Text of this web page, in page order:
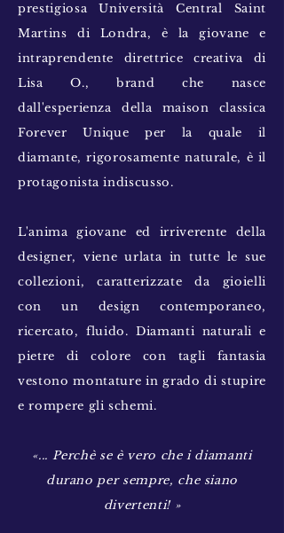
prestigiosa Università Central Saint
Martins di Londra, è la giovane e
intraprendente direttrice creativa di
Lisa O., brand che nasce
dall'esperienza della maison classica
Forever Unique per la quale il
diamante, rigorosamente naturale, è il
protagonista indiscusso.
L'anima giovane ed irriverente della
designer, viene urlata in tutte le sue
collezioni, caratterizzate da gioielli
con un design contemporaneo,
ricercato, fluido. Diamanti naturali e
pietre di colore con tagli fantasia
vestono montature in grado di stupire
e rompere gli schemi.
«... Perchè se è vero che i diamanti
durano per sempre, che siano
divertenti! »